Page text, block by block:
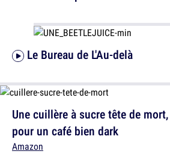
Le Bureau de L'Au-delà
Une cuillère à sucre tête de mort,
pour un café bien dark
Amazon